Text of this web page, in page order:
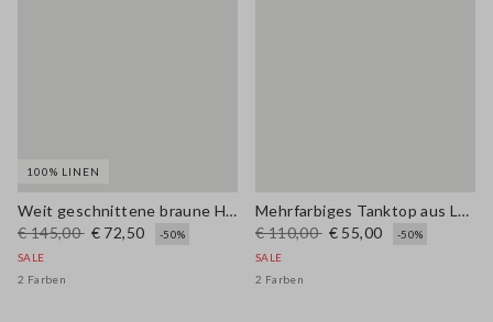
100% LINEN
Weit geschnittene braune Hose aus reinem Leinen
€ 145,00 € 72,50
-50%
SALE
2 Farben
Mehrfarbiges Tanktop aus Leinenmischung, reguläre Passform mit Netzstruktur
€ 110,00 € 55,00
-50%
SALE
2 Farben